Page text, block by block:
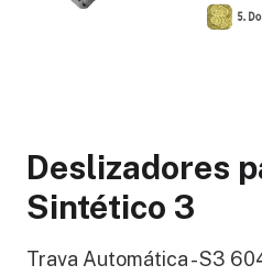
Deslizadores
Sintético 3
Trava Automática - S3